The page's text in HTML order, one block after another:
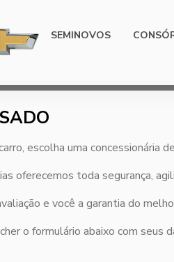
SEMINOVOS
escolha uma concessionária
oferecemos toda segurança,
e você a garantia do
o formulário abaixo com seus